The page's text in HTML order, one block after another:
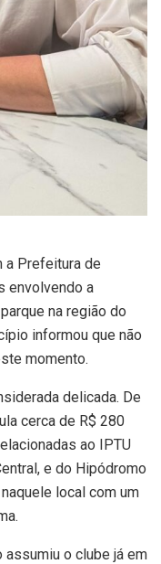
a Prefeitura de
envolvendo a
na região do
informou que não
momento.
delicada. De
cerca de R$ 280
ao IPTU
e do Hipódromo
local com um
assumiu o clube já em